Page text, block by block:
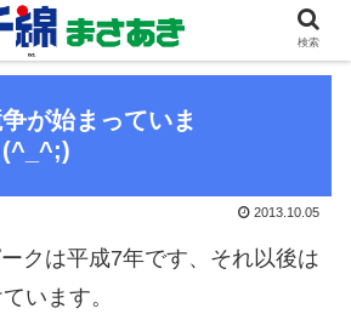
が始まっていま
(^_^;)
2013.10.05
クは平成7年です、それ以後は
います。
検索